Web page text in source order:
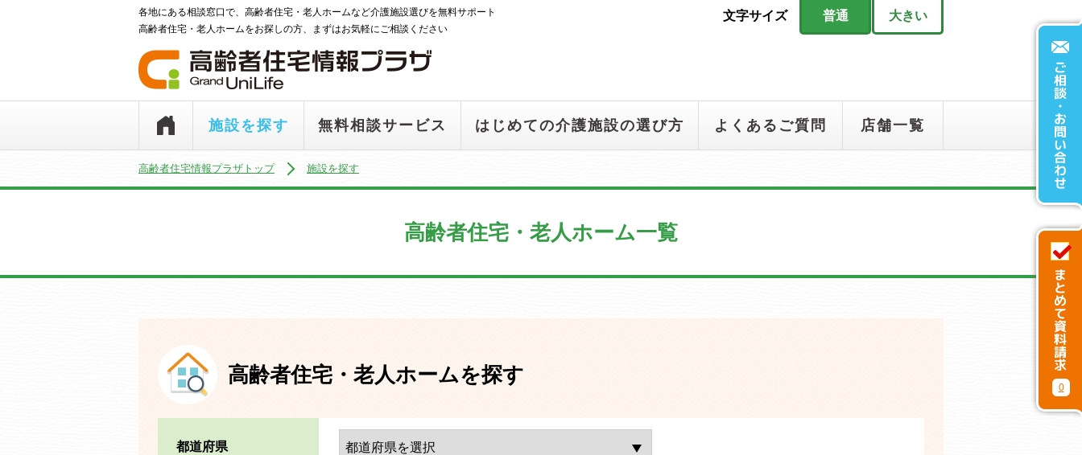
各地にある相談窓口で、高齢者住宅・老人ホームなど介護施設選びを無料サポート
高齢者住宅・老人ホームをお探しの方、まずはお気軽にご相談ください
文字サイズ 普通 大きい
施設を探す 無料相談サービス はじめての介護施設の選び方 よくあるご質問 店舗一覧
高齢者住宅情報プラザトップ 施設を探す
高齢者住宅・老人ホーム一覧
高齢者住宅・老人ホームを探す
都道府県
0